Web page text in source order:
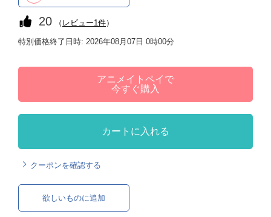
20 （ レビュー1件）
特別価格終了日時: 2026年08月07日 0時00分
アニメイトペイで
今すぐ購入
カートに入れる
クーポンを確認する
欲しいものに追加